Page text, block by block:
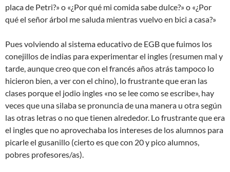
placa de Petri?» o «¿Por qué mi comida sabe dulce?» o «¿Por
qué el señor árbol me saluda mientras vuelvo en bici a casa?»
Pues volviendo al sistema educativo de EGB que fuimos los
conejillos de indias para experimentar el ingles (resumen mal y
tarde, aunque creo que con el francés años atrás tampoco lo
hicieron bien, a ver con el chino), lo frustrante que eran las
clases porque el jodio ingles «no se lee como se escribe», hay
veces que una silaba se pronuncia de una manera u otra según
las otras letras o no que tienen alrededor. Lo frustrante que era
el ingles que no aprovechaba los intereses de los alumnos para
picarle el gusanillo (cierto es que con 20 y pico alumnos,
pobres profesores/as).